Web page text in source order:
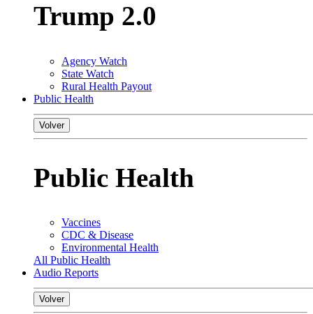
Trump 2.0
Agency Watch
State Watch
Rural Health Payout
Public Health
Volver
Public Health
Vaccines
CDC & Disease
Environmental Health
All Public Health
Audio Reports
Volver